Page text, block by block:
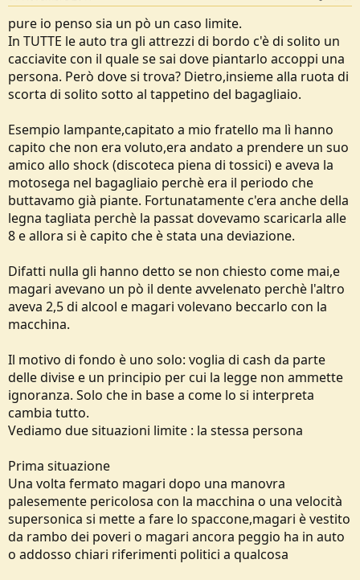
pure io penso sia un pò un caso limite.
In TUTTE le auto tra gli attrezzi di bordo c'è di solito un
cacciavite con il quale se sai dove piantarlo accoppi una
persona. Però dove si trova? Dietro,insieme alla ruota di
scorta di solito sotto al tappetino del bagagliaio.
Esempio lampante,capitato a mio fratello ma lì hanno
capito che non era voluto,era andato a prendere un suo
amico allo shock (discoteca piena di tossici) e aveva la
motosega nel bagagliaio perchè era il periodo che
buttavamo già piante. Fortunatamente c'era anche della
legna tagliata perchè la passat dovevamo scaricarla alle
8 e allora si è capito che è stata una deviazione.
Difatti nulla gli hanno detto se non chiesto come mai,e
magari avevano un pò il dente avvelenato perchè l'altro
aveva 2,5 di alcool e magari volevano beccarlo con la
macchina.
Il motivo di fondo è uno solo: voglia di cash da parte
delle divise e un principio per cui la legge non ammette
ignoranza. Solo che in base a come lo si interpreta
cambia tutto.
Vediamo due situazioni limite : la stessa persona
Prima situazione
Una volta fermato magari dopo una manovra
palesemente pericolosa con la macchina o una velocità
supersonica si mette a fare lo spaccone,magari è vestito
da rambo dei poveri o magari ancora peggio ha in auto
o addosso chiari riferimenti politici a qualcosa